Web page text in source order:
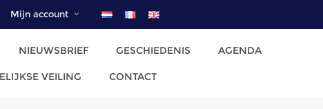
Mijn account
NIEUWSBRIEF GESCHIEDENIS AGENDA
VEILING CONTACT